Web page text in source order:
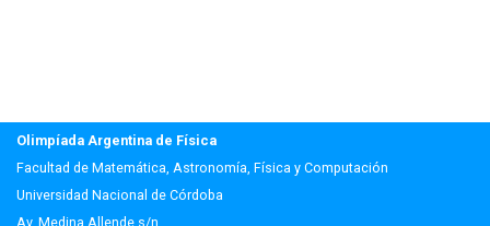
Olimpíada Argentina de Física
Facultad de Matemática, Astronomía, Física y Computación
Universidad Nacional de Córdoba
Av. Medina Allende s/n